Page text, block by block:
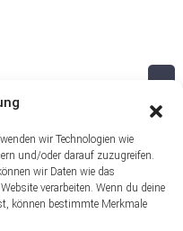
wir Technologien wie
und/oder darauf zuzugreifen.
wir Daten wie das
verarbeiten. Wenn du deine
können bestimmte Merkmale